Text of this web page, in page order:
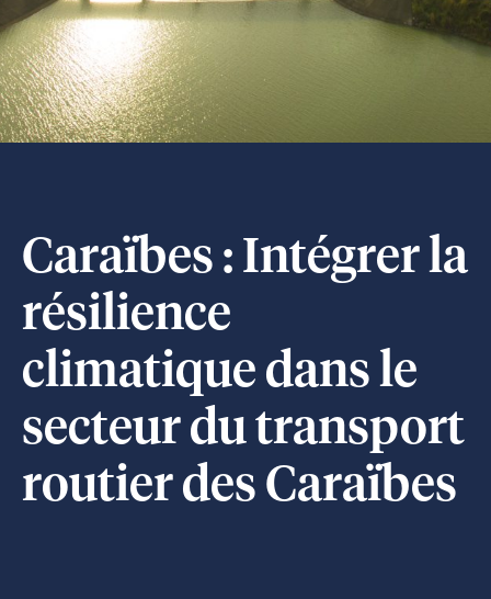
Caraïbes : Intégrer la
résilience
climatique dans le
secteur du transport
routier des Caraïbes